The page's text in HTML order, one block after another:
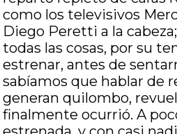
como los televisivos
Diego Peretti a la
todas las cosas, por su
estrenar, antes de
sabíamos que hablar de
generan quilombo,
finalmente ocurrió. A